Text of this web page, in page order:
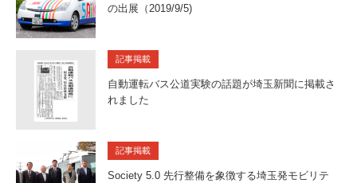
の出展（2019/9/5)
記事掲載
自動運転バス公道実験の話題が埼玉新聞に掲載さ
れました
記事掲載
Society 5.0 先行整備を象徴する埼玉発モビリテ